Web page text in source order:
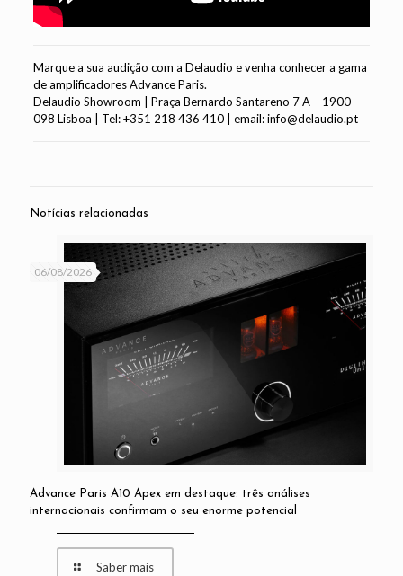
Marque a sua audição com a Delaudio e venha conhecer a gama
de amplificadores Advance Paris.
Delaudio Showroom | Praça Bernardo Santareno 7 A – 1900-
098 Lisboa | Tel: +351 218 436 410 | email: info@delaudio.pt
Notícias relacionadas
06/08/2026
Advance Paris A10 Apex em destaque: três análises
internacionais confirmam o seu enorme potencial
Saber mais